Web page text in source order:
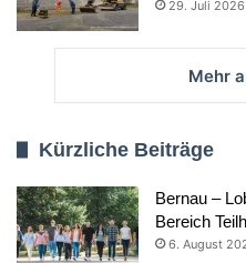
29. Juli 2026
Mehr
Kürzliche Beiträge
Bernau –
Bereich
6. August